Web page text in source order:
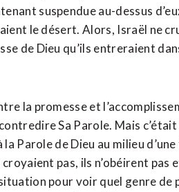
suspendue au-dessus
le désert. Alors, Israël ne
de Dieu qu’ils entreraient
la promesse et
Sa Parole. Mais
Parole de Dieu au milieu
pas, ils n’obéirent pas
pour voir quel genre de